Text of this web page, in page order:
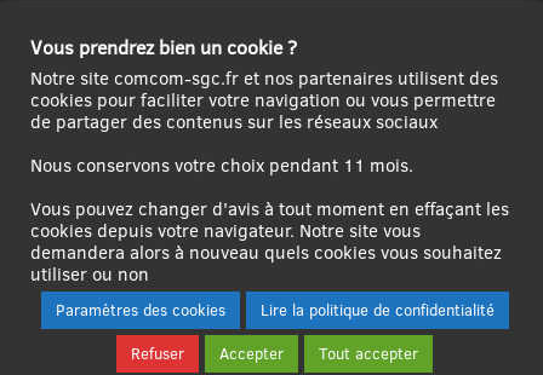
Ce site internet a été cofinancé par l’Union européenne avec le Fonds
Européen de Développement Régional à hauteur de 12 572€
Créer un
compte
Contact
Plan
du
Mentions
Vous prendrez bien un cookie ?
Notre site comcom-sgc.fr et nos partenaires utilisent des
cookies pour faciliter votre navigation ou vous permettre
de partager des contenus sur les réseaux sociaux
Nous conservons votre choix pendant 11 mois.
Vous pouvez changer d'avis à tout moment en effaçant les
cookies depuis votre navigateur. Notre site vous
demandera alors à nouveau quels cookies vous souhaitez
utiliser ou non
Paramètres des cookies
Lire la politique de confidentialité
Refuser
Accepter Tout accepter